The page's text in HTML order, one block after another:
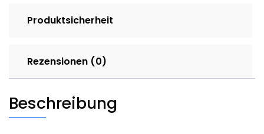
Produktsicherheit
Rezensionen (0)
Beschreibung